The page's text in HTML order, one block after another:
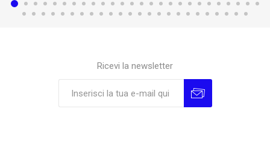
Ricevi la newsletter